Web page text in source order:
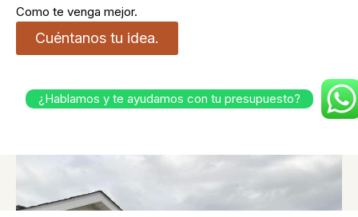
Como te venga mejor.
Cuéntanos tu idea.
¿Hablamos y te ayudamos con tu presupuesto?